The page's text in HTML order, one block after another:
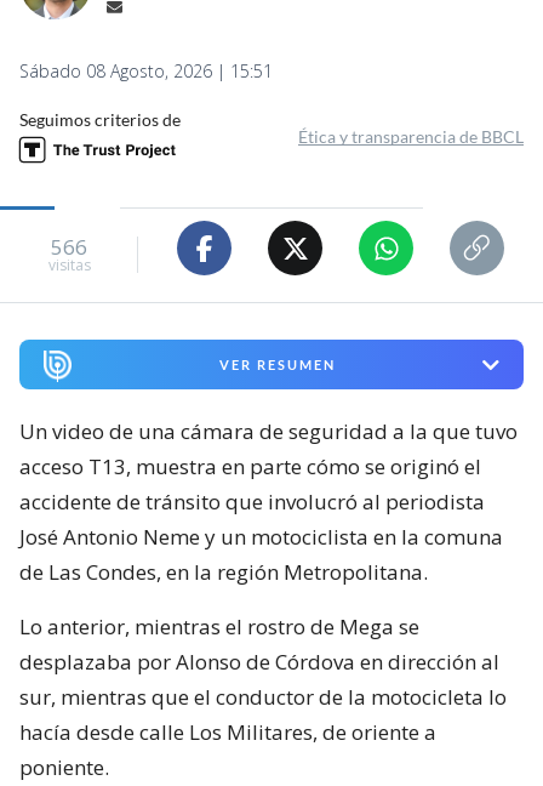
Sábado 08 Agosto, 2026 | 15:51
Seguimos criterios de
Ética y transparencia de BBCL
566
visitas
VER RESUMEN
Un video de una cámara de seguridad a la que tuvo
acceso T13, muestra en parte cómo se originó el
accidente de tránsito que involucró al periodista
José Antonio Neme y un motociclista en la comuna
de Las Condes, en la región Metropolitana.
Lo anterior, mientras el rostro de Mega se
desplazaba por Alonso de Córdova en dirección al
sur, mientras que el conductor de la motocicleta lo
hacía desde calle Los Militares, de oriente a
poniente.